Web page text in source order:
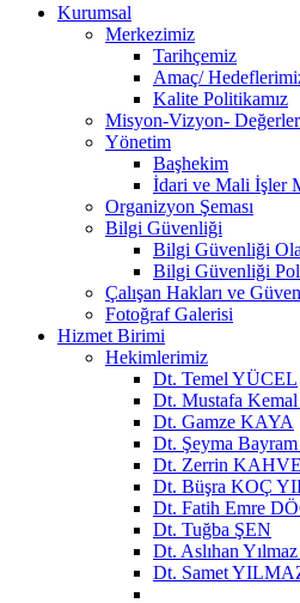
Kurumsal
Merkezimiz
Tarihçemiz
Amaç/
Kalite Politikamız
Misyon-Vizyon- Değerler
Yönetim
Başhekim
İdari ve Mali İşler
Organizyon Şeması
Bilgi Güvenliği
Bilgi Güvenliği
Bilgi Güvenliği
Çalışan Hakları ve
Fotoğraf Galerisi
Hizmet Birimi
Hekimlerimiz
Dt. Temel YÜCEL
Dt. Mustafa
Dt. Gamze KAYA
Dt. Şeyma
Dt. Zerrin
Dt. Büşra KOÇ
Dt. Fatih Emre
Dt. Tuğba ŞEN
Dt. Aslıhan
Dt. Samet